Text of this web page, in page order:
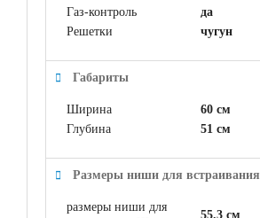
Газ-контроль
да
Решетки
чугун
Габариты
Ширина
60 см
Глубина
51 см
Размеры ниши для встраивания
размеры ниши для
55.3 см